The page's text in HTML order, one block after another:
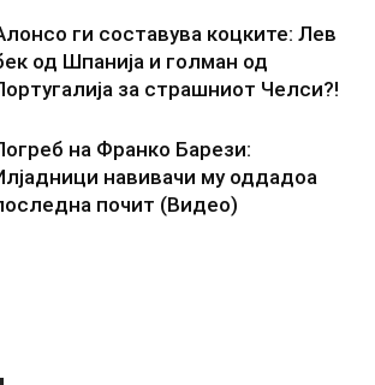
ги составува коцките: Лев
од Шпанија и голман од
за страшниот Челси?!
на Франко Барези:
навивачи му оддадоа
почит (Видео)